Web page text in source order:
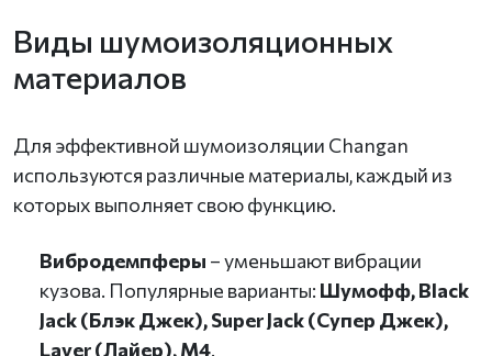
Виды шумоизоляционных
материалов
Для эффективной шумоизоляции Changan
используются различные материалы, каждый из
которых выполняет свою функцию.
Вибродемпферы – уменьшают вибрации
кузова. Популярные варианты: Шумофф, Black
Jack (Блэк Джек), Super Jack (Супер Джек),
Layer (Лайер), М4.